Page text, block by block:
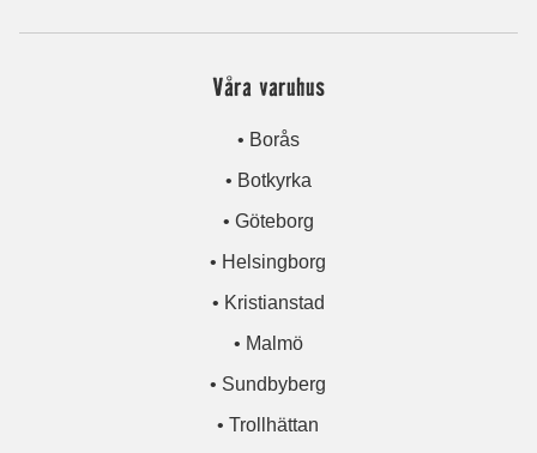
Våra varuhus
• Borås
• Botkyrka
• Göteborg
• Helsingborg
• Kristianstad
• Malmö
• Sundbyberg
• Trollhättan